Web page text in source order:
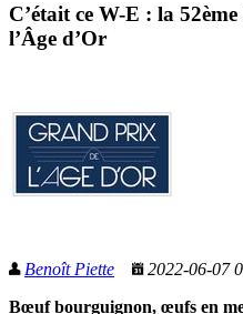
C’était ce W-E : la
l’Âge d’Or
Benoît Piette
2022-06-07
Bœuf bourguignon, œufs en